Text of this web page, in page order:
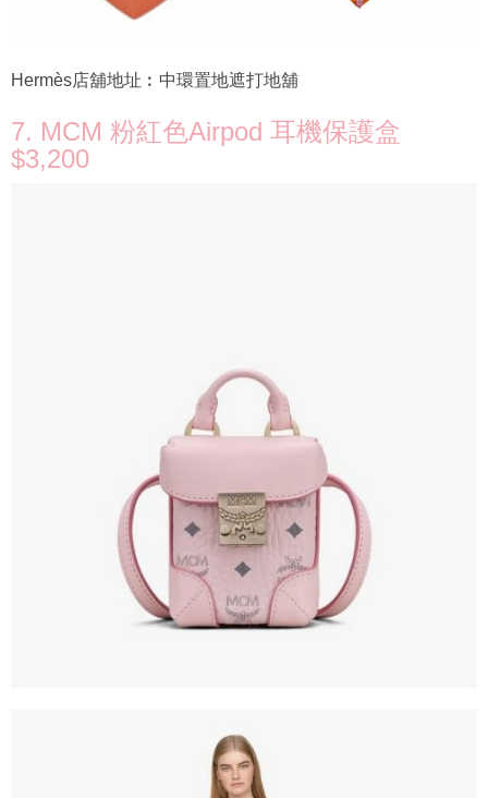
Hermès店舖地址︰中環置地遮打地舖
7. MCM 粉紅色Airpod 耳機保護盒
$3,200